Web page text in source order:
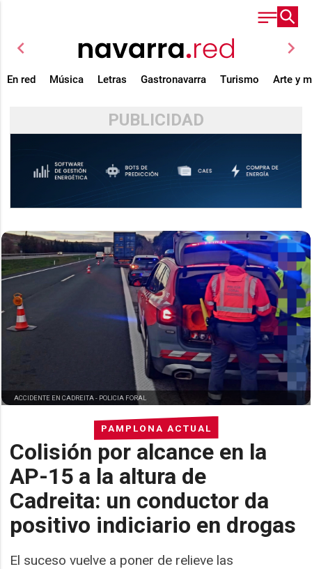
chevron_left chevron_right
En red Música Letras Gastronavarra Turismo Arte y
PUBLICIDAD
PAMPLONA ACTUAL
Colisión por alcance en la
AP-15 a la altura de
Cadreita: un conductor da
positivo indiciario en drogas
El suceso vuelve a poner de relieve las
ACCIDENTE EN CADREITA - POLICIA FORAL